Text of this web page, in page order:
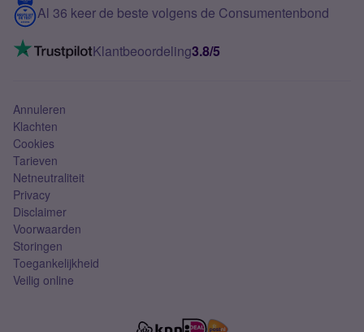
Mobiel internet
Mobiel abonnement
Contact
VoLTE 4G bellen
Al 36 keer de beste volgens de Consumentenbond
Klantbeoordeling3.8/5
Annuleren
Klachten
Cookies
Tarieven
Netneutraliteit
Privacy
Disclaimer
Voorwaarden
Storingen
Toegankelijkheid
Veilig online